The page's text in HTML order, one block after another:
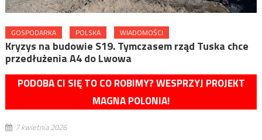
GOSPODARKA POLSKA WIADOMOŚCI
Kryzys na budowie S19. Tymczasem rząd Tuska chce
przedłużenia A4 do Lwowa
PODOBA CI SIĘ TO CO ROBIMY? WESPRZYJ PROJEKT
MAGNA POLONIA!
7 kwietnia 2026